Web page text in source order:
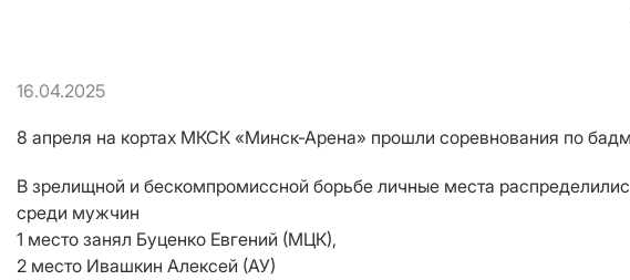
16.04.2025
8 апреля на кортах МКСК «Минск-Арена» прошли соревнования по
В зрелищной и бескомпромиссной борьбе личные места
среди мужчин
1 место занял Буценко Евгений (МЦК),
2 место Ивашкин Алексей (АУ)